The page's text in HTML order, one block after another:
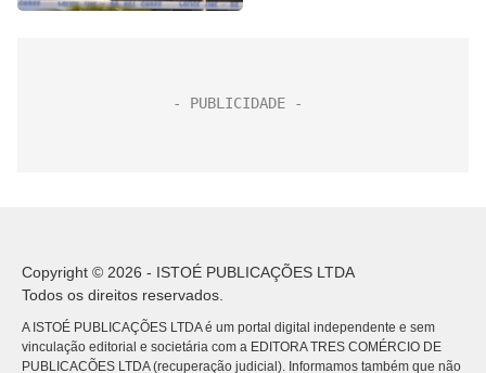
Copyright © 2026 - ISTOÉ PUBLICAÇÕES LTDA
Todos os direitos reservados.
A ISTOÉ PUBLICAÇÕES LTDA é um portal digital independente e sem
vinculação editorial e societária com a EDITORA TRES COMÉRCIO DE
PUBLICACÕES LTDA (recuperação judicial). Informamos também que não